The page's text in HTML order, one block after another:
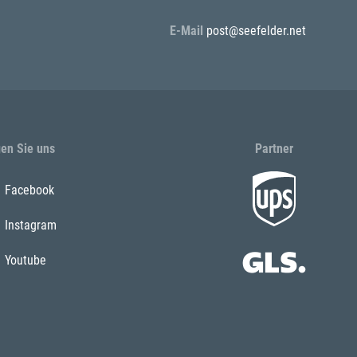
E-Mail post@seefelder.net
Sie uns
Facebook
Instagram
Youtube
Partner